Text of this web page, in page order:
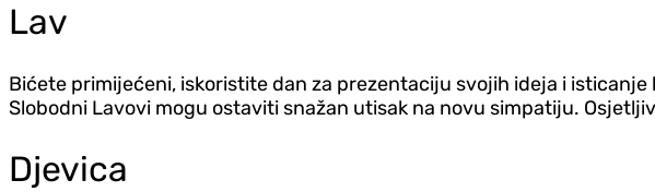
Lav
Bićete primijećeni, iskoristite dan za prezentaciju svojih ideja i
Slobodni Lavovi mogu ostaviti snažan utisak na novu simpatiju.
Djevica